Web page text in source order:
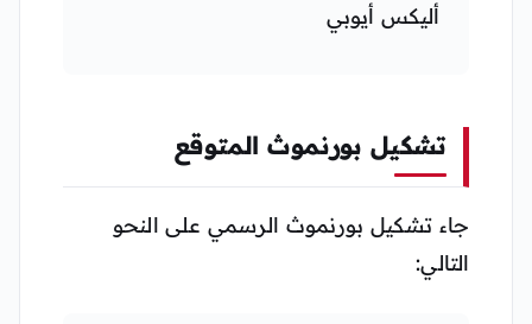
أليكس أيوبي
تشكيل بورنموث المتوقع
جاء تشكيل بورنموث الرسمي على النحو
التالي: